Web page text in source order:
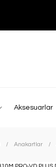
Aksesuarlar
Anakartlar